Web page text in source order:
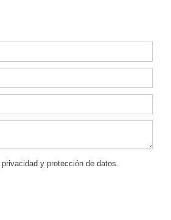
y protección de datos.